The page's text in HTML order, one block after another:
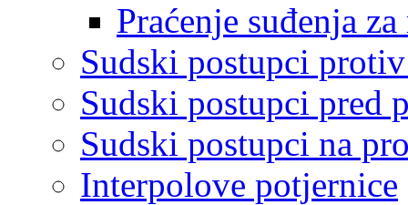
Praćenje suđenja
Sudski postupci
Sudski postupci pred
Sudski postupci na
Interpolove potjernice